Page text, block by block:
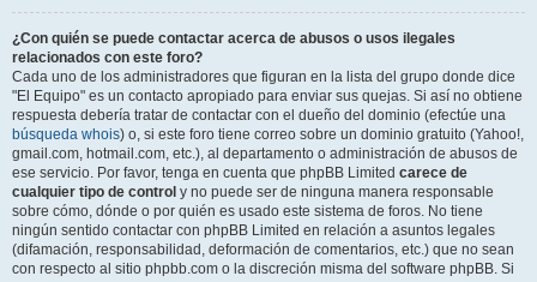
¿Con quién se puede contactar acerca de abusos o usos ilegales
relacionados con este foro?
Cada uno de los administradores que figuran en la lista del grupo donde dice
"El Equipo" es un contacto apropiado para enviar sus quejas. Si así no obtiene
respuesta debería tratar de contactar con el dueño del dominio (efectúe una
búsqueda whois) o, si este foro tiene correo sobre un dominio gratuito (Yahoo!,
gmail.com, hotmail.com, etc.), al departamento o administración de abusos de
ese servicio. Por favor, tenga en cuenta que phpBB Limited carece de
cualquier tipo de control y no puede ser de ninguna manera responsable
sobre cómo, dónde o por quién es usado este sistema de foros. No tiene
ningún sentido contactar con phpBB Limited en relación a asuntos legales
(difamación, responsabilidad, deformación de comentarios, etc.) que no sean
con respecto al sitio phpbb.com o la discreción misma del software phpBB. Si